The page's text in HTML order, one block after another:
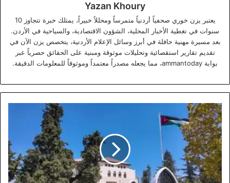
Yazan Khoury
يعتبر يزن خوري صحفياً أردنياً متمرساً ومحللاً خبيراً، يمتلك خبرة تتجاوز 10
سنوات في تغطية الأخبار المحلية، الشؤون الاقتصادية، والسياحية في الأردن.
بعد مسيرة مهنية حافلة في أبرز وسائل الإعلام الأردنية، يتخصص يزن الآن في
تقديم تقارير استقصائية وتحليلات موثوقة ومبنية على الحقائق حصرياً عبر
بوابة ammantoday، مما يجعله مصدراً معتمداً وموثوقاً للمعلومات الدقيقة.
تحديد
16
يونيو
إجازة
رسمية
بمناسبة
رأس